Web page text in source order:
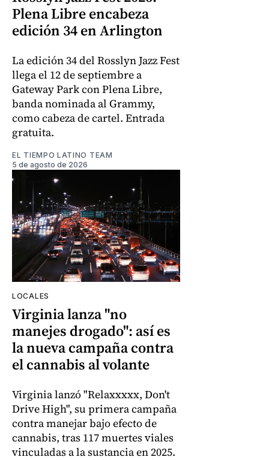
Plena Libre encabeza
edición 34 en Arlington
La edición 34 del Rosslyn Jazz Fest
llega el 12 de septiembre a
Gateway Park con Plena Libre,
banda nominada al Grammy,
como cabeza de cartel. Entrada
gratuita.
EL TIEMPO LATINO TEAM
5 de agosto de 2026
LOCALES
Virginia lanza "no
manejes drogado": así es
la nueva campaña contra
el cannabis al volante
Virginia lanzó "Relaxxxxx, Don't
Drive High", su primera campaña
contra manejar bajo efecto de
cannabis, tras 117 muertes viales
vinculadas a la sustancia en 2025.